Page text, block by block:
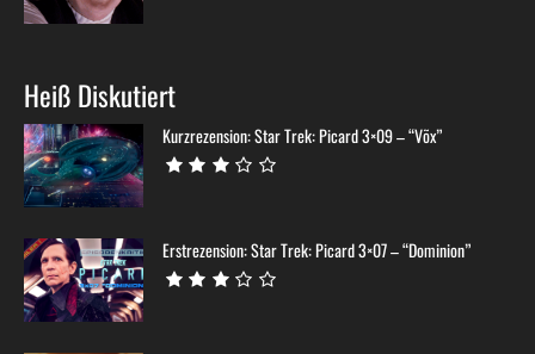
Heiß Diskutiert
Kurzrezension: Star Trek: Picard 3×09 – “Võx”
Erstrezension: Star Trek: Picard 3×07 – “Dominion”